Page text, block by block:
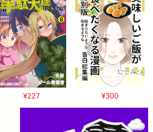
¥227 ¥300